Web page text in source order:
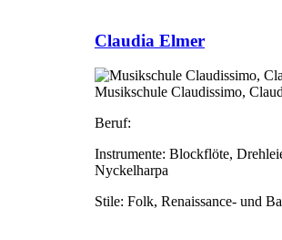
Claudia Elmer
Musikschule Claudissimo,
Beruf:
Instrumente: Blockflöte,
Nyckelharpa
Stile: Folk, Renaissance- und